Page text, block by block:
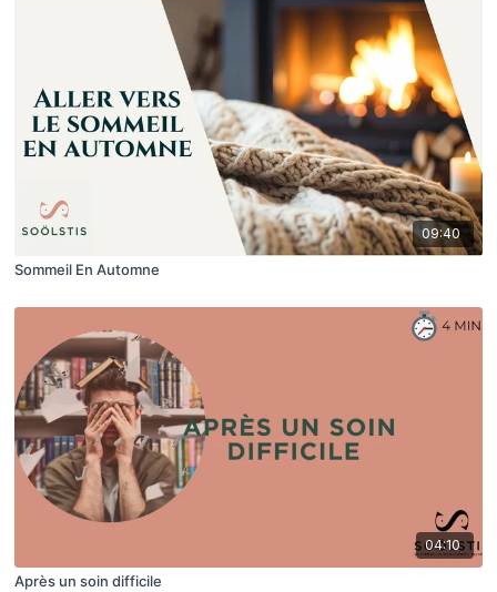
09:40
Sommeil En Automne
04:10
Après un soin difficile